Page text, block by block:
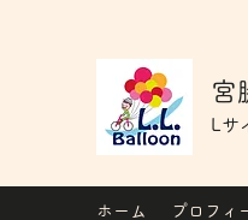
宮
Lサ
ホーム プロフィ